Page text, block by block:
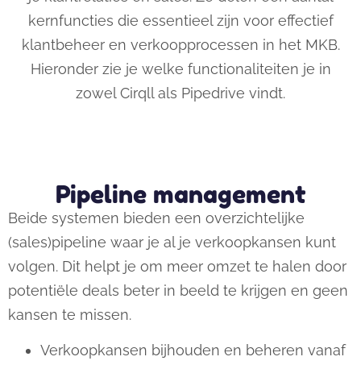
kernfuncties die essentieel zijn voor effectief
klantbeheer en verkoopprocessen in het MKB.
Hieronder zie je welke functionaliteiten je in
zowel Cirqll als Pipedrive vindt.
Pipeline management
Beide systemen bieden een overzichtelijke
(sales)pipeline waar je al je verkoopkansen kunt
volgen. Dit helpt je om meer omzet te halen door
potentiële deals beter in beeld te krijgen en geen
kansen te missen.
Verkoopkansen bijhouden en beheren vanaf